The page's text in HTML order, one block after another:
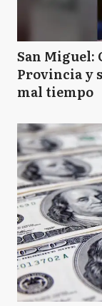
San Miguel:
Provincia y
mal tiempo